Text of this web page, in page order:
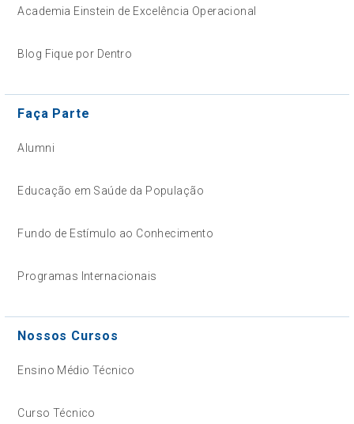
Academia Einstein de Excelência Operacional
Blog Fique por Dentro
Faça Parte
Alumni
Educação em Saúde da População
Fundo de Estímulo ao Conhecimento
Programas Internacionais
Nossos Cursos
Ensino Médio Técnico
Curso Técnico